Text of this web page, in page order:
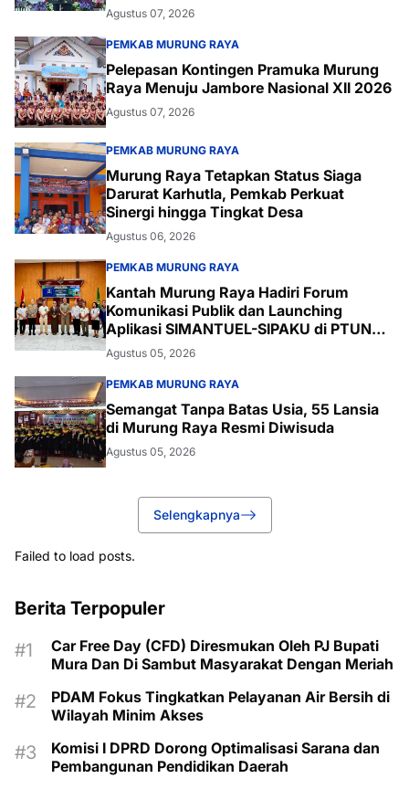
Agustus 07, 2026
PEMKAB MURUNG RAYA
Pelepasan Kontingen Pramuka Murung
Raya Menuju Jambore Nasional XII 2026
Agustus 07, 2026
PEMKAB MURUNG RAYA
Murung Raya Tetapkan Status Siaga
Darurat Karhutla, Pemkab Perkuat
Sinergi hingga Tingkat Desa
Agustus 06, 2026
PEMKAB MURUNG RAYA
Kantah Murung Raya Hadiri Forum
Komunikasi Publik dan Launching
Aplikasi SIMANTUEL-SIPAKU di PTUN
Palangka Raya
Agustus 05, 2026
PEMKAB MURUNG RAYA
Semangat Tanpa Batas Usia, 55 Lansia
di Murung Raya Resmi Diwisuda
Agustus 05, 2026
Selengkapnya
Failed to load posts.
Berita Terpopuler
Car Free Day (CFD) Diresmukan Oleh PJ Bupati
Mura Dan Di Sambut Masyarakat Dengan Meriah
PDAM Fokus Tingkatkan Pelayanan Air Bersih di
Wilayah Minim Akses
Komisi I DPRD Dorong Optimalisasi Sarana dan
Pembangunan Pendidikan Daerah